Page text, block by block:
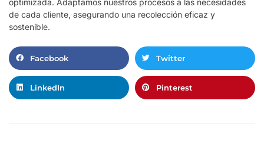
optimizada. Adaptamos nuestros procesos a las necesidades
de cada cliente, asegurando una recolección eficaz y
sostenible.
Facebook Twitter
LinkedIn Pinterest